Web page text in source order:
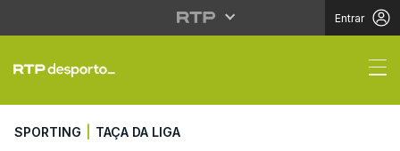
Entrar
Rui Borges procura
SPORTING TAÇA DA LIGA